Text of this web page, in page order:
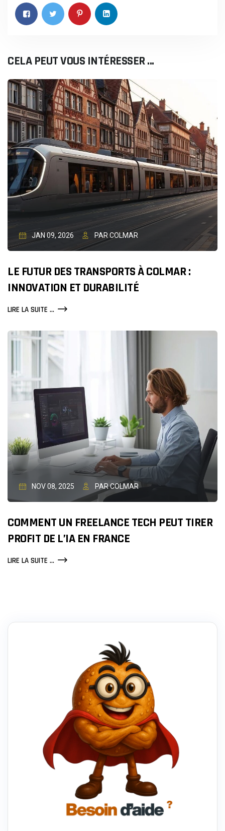
CELA PEUT VOUS INTÉRESSER ...
JAN 09, 2026 PAR COLMAR
LE FUTUR DES TRANSPORTS À COLMAR :
INNOVATION ET DURABILITÉ
LIRE LA SUITE ...LE
TRANSPORTS
À
COLMAR
ET
DURABILITÉ
NOV 08, 2025 PAR COLMAR
COMMENT UN FREELANCE TECH PEUT TIRER
PROFIT DE L’IA EN FRANCE
LIRE LA SUITE ...COMMENT